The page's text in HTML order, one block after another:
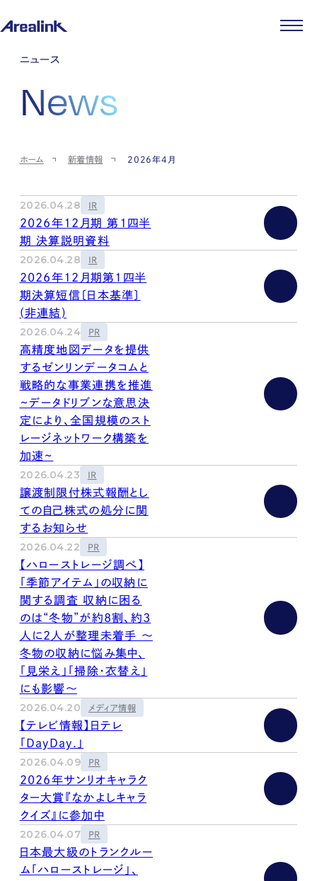
企業情報
企業理念
会社概要
コーポレートガバナンス
ストレージ事業
パートナー制度
土地権利整備事業
IR情報
IRカレンダー
IRポリシー
ストレージ室数実績
IRライブラリ
株式・株主情報
個人投資家の皆様へ
よくある質問・用語集
IRメール登録
免責事項
ニュース
商品情報
先輩社員インタビュー
中途採用
採用エントリー
お問い合わせ
kur
asul
土地活用
サイト
エリアリンクグループ ジャパントランクル
カスタマーハラスメントポリ
シー
情報セキュリティ・DX方針及び戦略
©2025 AREALINK.
ニュース
News
ホーム 新着情報 2026年4月
2026.04.28 IR
2026年12月期 第1四半
期 決算説明資料
2026.04.28 IR
2026年12月期第１四半
期決算短信〔日本基準〕
(非連結)
2026.04.24 PR
高精度地図データを提供
するゼンリンデータコムと
戦略的な事業連携を推進
~データドリブンな意思決
定により、全国規模のスト
レージネットワーク構築を
加速~
2026.04.23 IR
譲渡制限付株式報酬とし
ての自己株式の処分に関
するお知らせ
2026.04.22 PR
【ハローストレージ調べ】
「季節アイテム」の収納に
関する調査 収納に困る
のは“冬物”が約8割、約3
人に2人が整理未着手 ～
冬物の収納に悩み集中、
「見栄え」「掃除・衣替え」
にも影響～
2026.04.20 メディア情報
【テレビ情報】日テレ
「DayDay.」
2026.04.09 PR
2026年サンリオキャラク
ター大賞『なかよしキャラ
クイズ』に参加中
2026.04.07 PR
日本最大級のトランクルー
ム「ハローストレージ」、